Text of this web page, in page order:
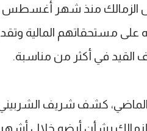
منذ شهر أغسطس
على مستحقاتهم المالية
القيد في أكثر من مناسبة.
كشف شريف الشربيني
بشأن أرضه خلال أشهر.